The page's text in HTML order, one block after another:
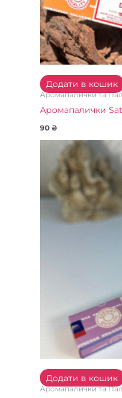
Додати в кошик
Аромапалички та
Аромапалички
90₴
Додати в кошик
Аромапалички та